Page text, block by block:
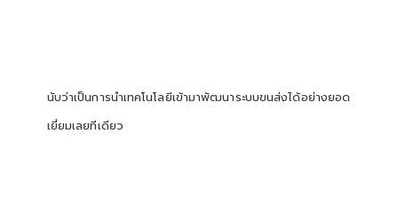
นับว่าเป็นการนำเทคโนโลยีเข้ามาพัฒนาระบบขนส่งได้อย่างยอด
เยี่ยมเลยทีเดียว